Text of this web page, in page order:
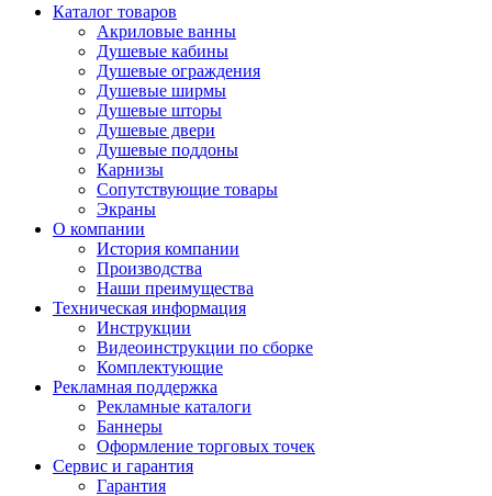
Каталог товаров
Акриловые ванны
Душевые кабины
Душевые ограждения
Душевые ширмы
Душевые шторы
Душевые двери
Душевые поддоны
Карнизы
Сопутствующие товары
Экраны
О компании
История компании
Производства
Наши преимущества
Техническая информация
Инструкции
Видеоинструкции по сборке
Комплектующие
Рекламная поддержка
Рекламные каталоги
Баннеры
Оформление торговых точек
Сервис и гарантия
Гарантия